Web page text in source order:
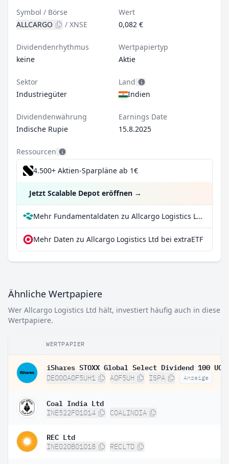
Symbol / Börse
ALLCARGO
/ XNSE
Wert
0,082 €
Dividendenrhythmus
keine
Wertpapiertyp
Aktie
Sektor
Industriegüter
Land
Indien
Dividendenwährung
Indische Rupie
Earnings Date
15.8.2025
Ressourcen
4.500+ Aktien-Sparpläne ab 1€
Jetzt Scalable Depot eröffnen →
Mehr Fundamentaldaten zu Allcargo Logistics Ltd bei Parqet
Mehr Daten zu Allcargo Logistics Ltd bei extraETF
Ähnliche Wertpapiere
Wer Allcargo Logistics Ltd hält, investiert häufig auch in diese
Wertpapiere.
WERTPAPIER
DE000A0F5UH1 A0F5UH ISPA Anzeige
Coal India Ltd
INE522F01014 COALINDIA
REC Ltd
INE020B01018 RECLTD